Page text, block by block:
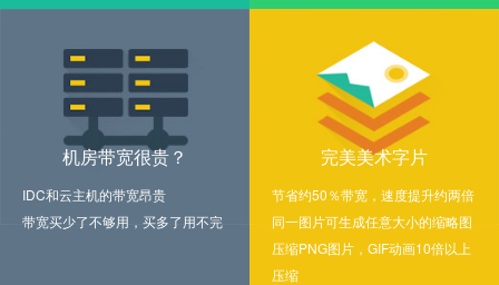
机房带宽很贵？
IDC和云主机的带宽昂贵
带宽买少了不够用，买多了用不完
完美美术字片
节省约50％带宽，速度提升约两倍
同一图片可生成任意大小的缩略图
压缩PNG图片，GIF动画10倍以上
压缩